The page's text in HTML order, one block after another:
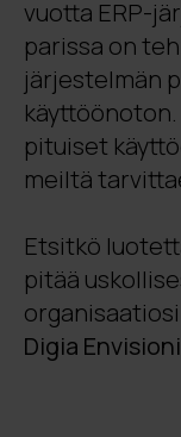
vuotta ERP-
parissa on
järjestelmän
käyttöönoton.
pituiset
meiltä
Etsitkö
pitää
Digia